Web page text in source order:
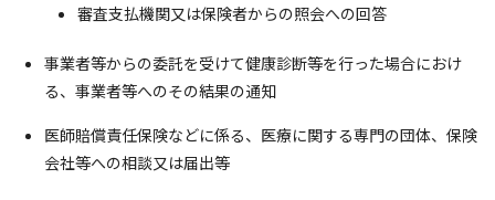
審査支払機関又は保険者からの照会への回答
事業者等からの委託を受けて健康診断等を行った場合におけ
る、事業者等へのその結果の通知
医師賠償責任保険などに係る、医療に関する専門の団体、保険
会社等への相談又は届出等